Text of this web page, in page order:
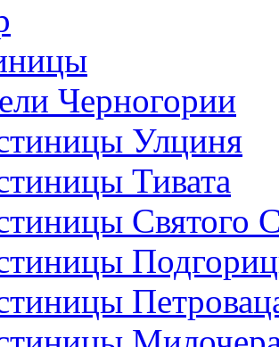
Черногории
Улциня
Тивата
Святого